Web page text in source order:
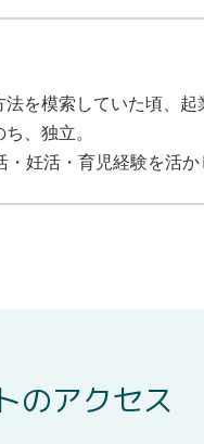
を模索していた頃、起
、独立。
妊活・育児経験を活か
のアクセス